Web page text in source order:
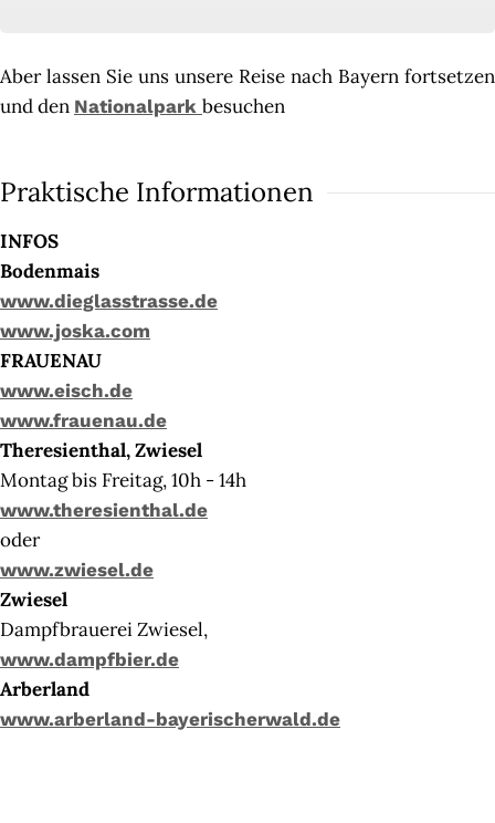
Aber lassen Sie uns unsere Reise nach Bayern fortsetzen
und den Nationalpark besuchen
Praktische Informationen
INFOS
Bodenmais
www.dieglasstrasse.de
www.joska.com
FRAUENAU
www.eisch.de
www.frauenau.de
Theresienthal, Zwiesel
Montag bis Freitag, 10h - 14h
www.theresienthal.de
oder
www.zwiesel.de
Zwiesel
Dampfbrauerei Zwiesel,
www.dampfbier.de
Arberland
www.arberland-bayerischerwald.de